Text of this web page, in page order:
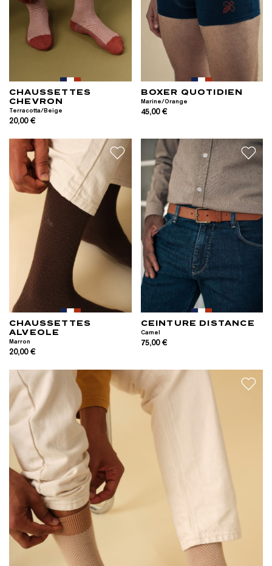
CHAUSSETTES
CHEVRON
Terracotta/Beige
20,00 €
BOXER QUOTIDIEN
Marine/Orange
45,00 €
CHAUSSETTES
ALVEOLE
Marron
20,00 €
CEINTURE DISTANCE
Camel
75,00 €